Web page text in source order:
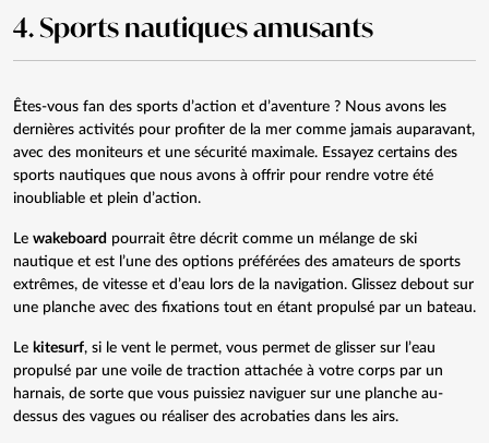
4. Sports nautiques amusants
Êtes-vous fan des sports d’action et d’aventure ? Nous avons les
dernières activités pour profiter de la mer comme jamais auparavant,
avec des moniteurs et une sécurité maximale. Essayez certains des
sports nautiques que nous avons à offrir pour rendre votre été
inoubliable et plein d’action.
Le wakeboard pourrait être décrit comme un mélange de ski
nautique et est l’une des options préférées des amateurs de sports
extrêmes, de vitesse et d’eau lors de la navigation. Glissez debout sur
une planche avec des fixations tout en étant propulsé par un bateau.
Le kitesurf, si le vent le permet, vous permet de glisser sur l’eau
propulsé par une voile de traction attachée à votre corps par un
harnais, de sorte que vous puissiez naviguer sur une planche au-
dessus des vagues ou réaliser des acrobaties dans les airs.